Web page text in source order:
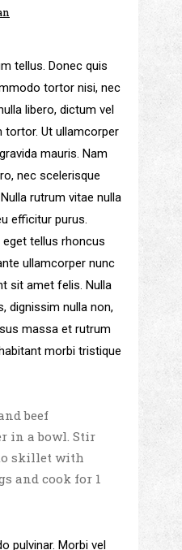
tellus. Donec quis
tortor nisi, nec
libero, dictum vel
tortor. Ut ullamcorper
mauris. Nam
nec scelerisque
rutrum vitae nulla
efficitur purus.
eget tellus rhoncus
ullamcorper nunc
sit amet felis. Nulla
dignissim nulla non,
massa et rutrum
morbi tristique
beef
in a bowl. Stir
skillet with
and cook for 1
pulvinar. Morbi vel